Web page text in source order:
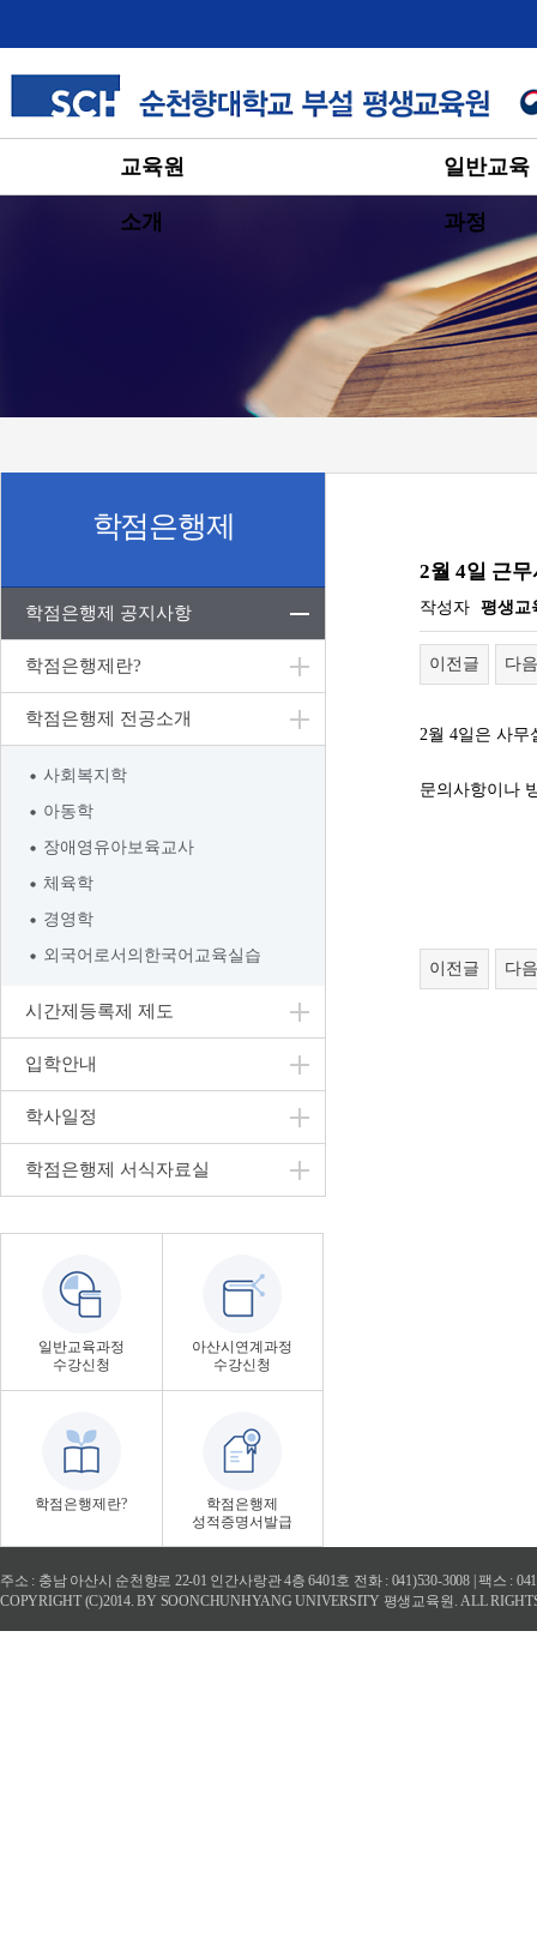
교육원
소개
일반교육
과정
학점은행제
학점은행제 공지사항
학점은행제란?
학점은행제 전공소개
사회복지학
아동학
장애영유아보육교사
체육학
경영학
외국어로서의한국어교육실습
시간제등록제 제도
입학안내
학사일정
학점은행제 서식자료실
일반교육과정
수강신청
아산시연계과정
수강신청
학점은행제란?
학점은행제
성적증명서발급
2월 4일 근
작성자 평생교
이전글 다
2월 4일은 사무
문의사항이나
이전글 다
주소 : 충남 아산시 순천향로 22-01 인간사랑관 4층 6401호 전화 : 041)530-3008 | 팩스 :
COPYRIGHT (C)2014. BY SOONCHUNHYANG UNIVERSITY 평생교육원. ALL